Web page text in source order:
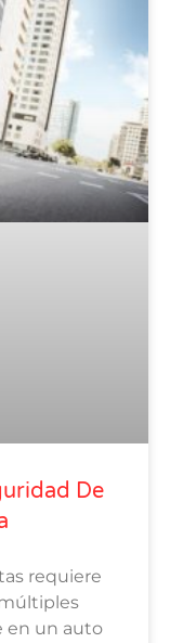
De
requiere
en un auto